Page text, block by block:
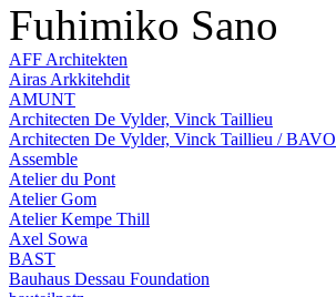
Fuhimiko Sano
AFF Architekten
Airas Arkkitehdit
AMUNT
Architecten De Vylder, Vinck Taillieu
Architecten De Vylder, Vinck Taillieu / BAVO
Assemble
Atelier du Pont
Atelier Gom
Atelier Kempe Thill
Axel Sowa
BAST
Bauhaus Dessau Foundation